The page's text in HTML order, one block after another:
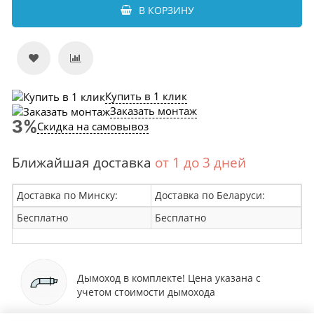
В КОРЗИНУ
Купить в 1 клик
Заказать монтаж
Скидка на самовывоз
Ближайшая доставка от 1 до 3 дней
Доставка по Минску:
Доставка по Беларуси:
Бесплатно
Бесплатно
Дымоход в комплекте! Цена указана с
учетом стоимости дымохода